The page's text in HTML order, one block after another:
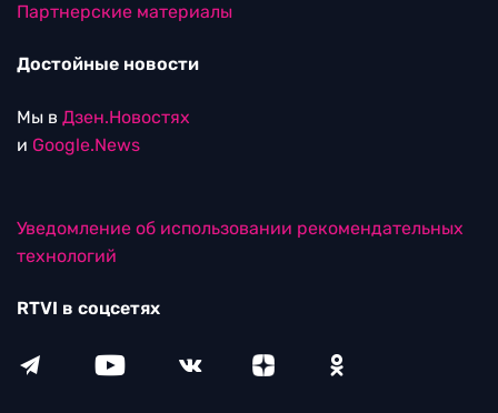
Партнерские материалы
Достойные новости
Мы в Дзен.Новостях
и Google.News
Уведомление об использовании рекомендательных
технологий
RTVI в соцсетях